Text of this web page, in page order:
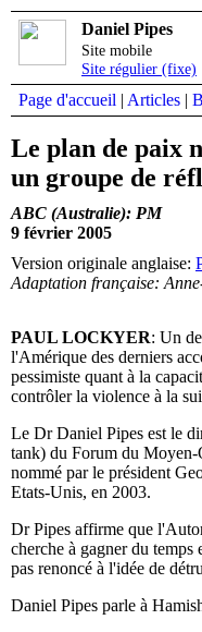
Daniel Pipes
Site mobile
Site régulier (fixe)
Page d'accueil | Articles |
Le plan de paix
un groupe de
ABC (Australie): PM
9 février 2005
Version originale anglaise:
Adaptation française:
PAUL LOCKYER: Un
l'Amérique des derniers
pessimiste quant à la
contrôler la violence à la
Le Dr Daniel Pipes est le
tank) du Forum du
nommé par le président
Etats-Unis, en 2003.
Dr Pipes affirme que
cherche à gagner du temps
pas renoncé à l'idée de
Daniel Pipes parle à